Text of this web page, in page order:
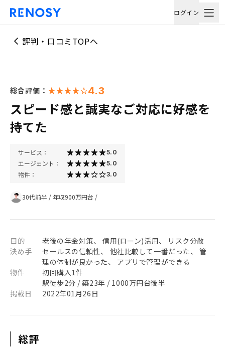
ログイン
評判・口コミTOPへ
総合評価： 4.3
スピード感と誠実なご対応に好感を
持てた
サービス： 5.0
エージェント： 5.0
物件： 3.0
30代前半 / 年収900万円台 /
目的
老後の年金対策、 信用(ローン)活用、 リスク分散
決め手
セールスの信頼性、 他社比較して一番だった、 管
理の体制が良かった、 アプリで管理ができる
物件
初回購入1件
駅徒歩2分 / 築23年 / 1000万円台後半
掲載日
2022年01月26日
総評